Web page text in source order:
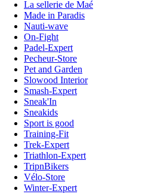
La sellerie de Maé
Made in Paradis
Nauti-wave
On-Fight
Padel-Expert
Pecheur-Store
Pet and Garden
Slowood Interior
Smash-Expert
Sneak'In
Sneakids
Sport is good
Training-Fit
Trek-Expert
Triathlon-Expert
TripnBikers
Vélo-Store
Winter-Expert